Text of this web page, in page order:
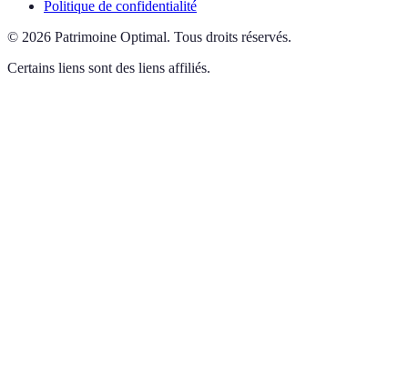
Politique de confidentialité
© 2026 Patrimoine Optimal. Tous droits réservés.
Certains liens sont des liens affiliés.